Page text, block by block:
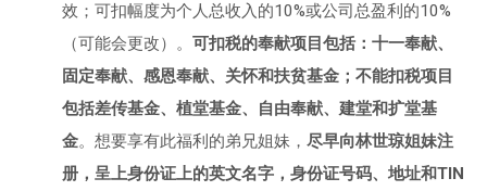
效；可扣幅度为个人总收入的10%或公司总盈利的10%
（可能会更改）。 可扣税的奉献项目包括：十一奉献、
固定奉献、感恩奉献、关怀和扶贫基金；不能扣税项目
包括差传基金、植堂基金、自由奉献、建堂和扩堂基
金。想要享有此福利的弟兄姐妹， 尽早向林世琼姐妹注
册，呈上身份证上的英文名字，身份证号码、地址和TIN